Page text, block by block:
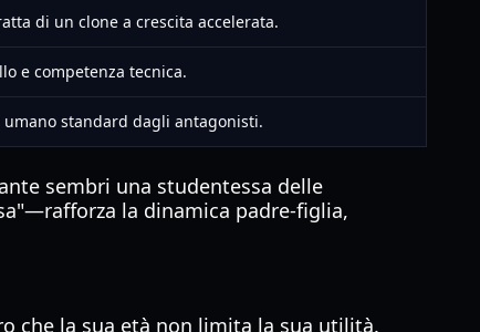
di un clone a crescita accelerata.
e competenza tecnica.
standard dagli antagonisti.
sembri una studentessa delle
la dinamica padre-figlia,
che la sua età non limita la sua utilità.